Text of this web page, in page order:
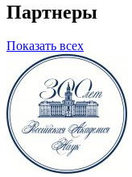
Партнеры
Показать всех